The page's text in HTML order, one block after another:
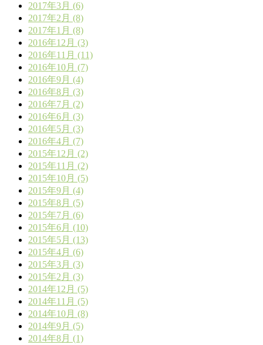
2017年3月 (6)
2017年2月 (8)
2017年1月 (8)
2016年12月 (3)
2016年11月 (11)
2016年10月 (7)
2016年9月 (4)
2016年8月 (3)
2016年7月 (2)
2016年6月 (3)
2016年5月 (3)
2016年4月 (7)
2015年12月 (2)
2015年11月 (2)
2015年10月 (5)
2015年9月 (4)
2015年8月 (5)
2015年7月 (6)
2015年6月 (10)
2015年5月 (13)
2015年4月 (6)
2015年3月 (3)
2015年2月 (3)
2014年12月 (5)
2014年11月 (5)
2014年10月 (8)
2014年9月 (5)
2014年8月 (1)